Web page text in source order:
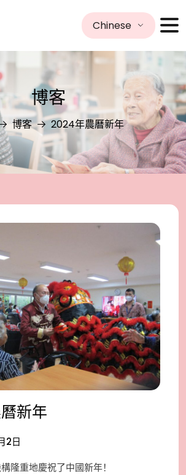
Chinese
博客
博客 2024年農曆新年
新年
2日
隆重地慶祝了中國新年！